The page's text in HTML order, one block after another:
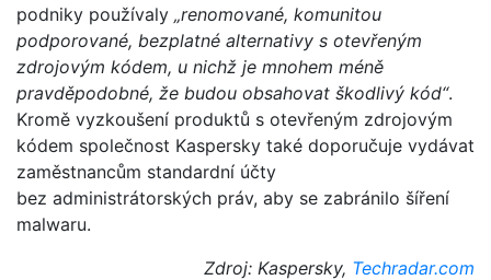
podniky používaly „renomované, komunitou
podporované, bezplatné alternativy s otevřeným
zdrojovým kódem, u nichž je mnohem méně
pravděpodobné, že budou obsahovat škodlivý kód“.
Kromě vyzkoušení produktů s otevřeným zdrojovým
kódem společnost Kaspersky také doporučuje vydávat
zaměstnancům standardní účty
bez administrátorských práv, aby se zabránilo šíření
malwaru.
Zdroj: Kaspersky, Techradar.com